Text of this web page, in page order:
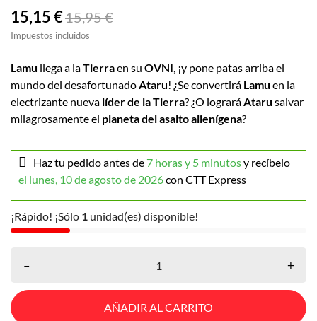
15,15 €15,95 €
Impuestos incluidos
Lamu llega a laTierraen su OVNI, ¡y pone patas arriba el
mundo del desafortunadoAtaru! ¿Se convertirá Lamu en la
electrizante nueva líder de la Tierra? ¿O lograráAtaru salvar
milagrosamente el planeta del asalto alienígena?
Haz tu pedido antes de 7 horas y 5 minutosy recíbelo
el lunes, 10 de agosto de 2026con CTT Express
¡Rápido! ¡Sólo 1 unidad(es) disponible!
– +
AÑADIR AL CARRITO